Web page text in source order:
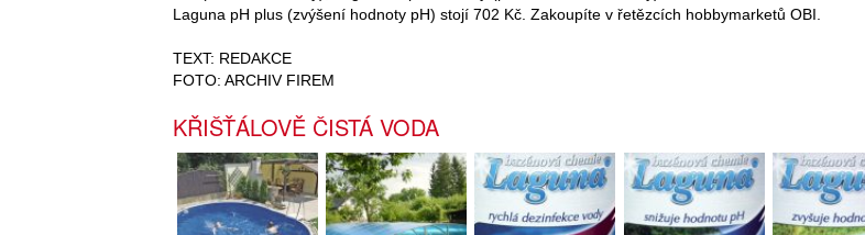
Laguna pH plus (zvýšení hodnoty pH) stojí 702 Kč. Zakoupíte v řetězcích hobbymarketů OBI.
TEXT: REDAKCE
FOTO: ARCHIV FIREM
KŘIŠŤÁLOVĚ ČISTÁ VODA